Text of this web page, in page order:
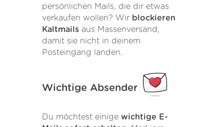
persönlichen Mails, die dir etwas
verkaufen wollen? Wir blockieren
Kaltmails aus Massenversand,
damit sie nicht in deinem
Posteingang landen.
Wichtige Absender
Du möchtest einige wichtige E-